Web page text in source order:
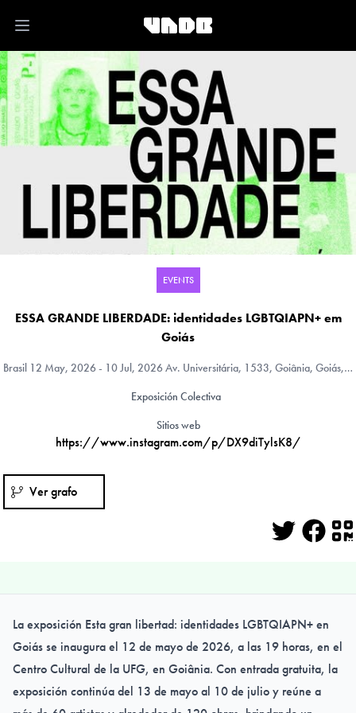
Open main menu
EVENTS
ESSA GRANDE LIBERDADE: identidades LGBTQIAPN+ em
Goiás
Brasil 12 May, 2026 - 10 Jul, 2026 Av. Universitária, 1533, Goiânia, Goiás, Brasil
Exposición Colectiva
Sitios web
https://www.instagram.com/p/DX9diTylsK8/
Ver grafo
La exposición Esta gran libertad: identidades LGBTQIAPN+ en
Goiás se inaugura el 12 de mayo de 2026, a las 19 horas, en el
Centro Cultural de la UFG, en Goiânia. Con entrada gratuita, la
exposición continúa del 13 de mayo al 10 de julio y reúne a